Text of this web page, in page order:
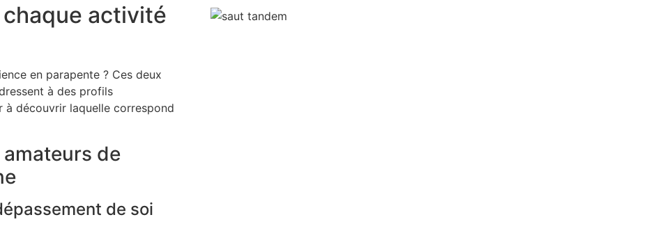
chaque activité
en parapente ? Ces deux
à des profils
à découvrir laquelle correspond
de
de soi